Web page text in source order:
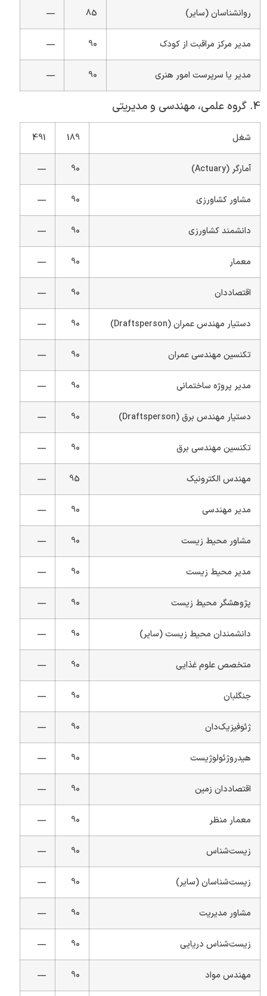
روانشناسان (سایر) 85
—
مدیر مرکز مراقبت از کودک 90
—
مدیر یا سرپرست امور هنری 90
—
4. گروه علمی، مهندسی و مدیریتی
شغل 189
491
آمارگر (Actuary) 90
—
مشاور کشاورزی 90
—
دانشمند کشاورزی 90
—
معمار 90
—
اقتصاددان 90
—
دستیار مهندس عمران (Draftsperson) 90
—
تکنسین مهندسی عمران 90
—
مدیر پروژه ساختمانی 90
—
دستیار مهندس برق (Draftsperson) 90
—
تکنسین مهندسی برق 90
—
مهندس الکترونیک 95
—
مدیر مهندسی 90
—
مشاور محیط زیست 90
—
مدیر محیط زیست 90
—
پژوهشگر محیط زیست 90
—
دانشمندان محیط زیست (سایر) 90
—
متخصص علوم غذایی 90
—
جنگلبان 90
—
ژئوفیزیک‌دان 90
—
هیدروژئولوژیست 90
—
اقتصاددان زمین 90
—
معمار منظر 90
—
زیست‌شناس 90
—
زیست‌شناسان (سایر) 90
—
مشاور مدیریت 90
—
زیست‌شناس دریایی 90
—
مهندس مواد 90
—